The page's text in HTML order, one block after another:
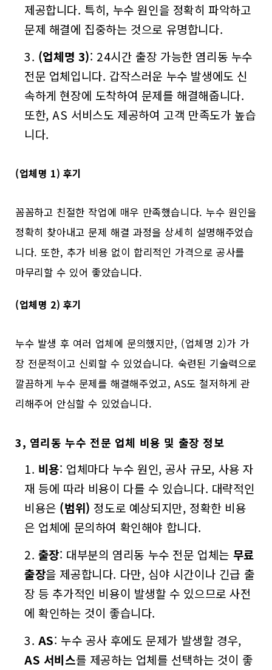
제공합니다. 특히, 누수 원인을 정확히 파악하고
문제 해결에 집중하는 것으로 유명합니다.
(업체명 3): 24시간 출장 가능한 염리동 누수
전문 업체입니다. 갑작스러운 누수 발생에도 신
속하게 현장에 도착하여 문제를 해결해줍니다.
또한, AS 서비스도 제공하여 고객 만족도가 높습
니다.
(업체명 1) 후기
꼼꼼하고 친절한 작업에 매우 만족했습니다. 누수 원인을
정확히 찾아내고 문제 해결 과정을 상세히 설명해주었습
니다. 또한, 추가 비용 없이 합리적인 가격으로 공사를
마무리할 수 있어 좋았습니다.
(업체명 2) 후기
누수 발생 후 여러 업체에 문의했지만, (업체명 2)가 가
장 전문적이고 신뢰할 수 있었습니다. 숙련된 기술력으로
깔끔하게 누수 문제를 해결해주었고, AS도 철저하게 관
리해주어 안심할 수 있었습니다.
3, 염리동 누수 전문 업체 비용 및 출장 정보
비용: 업체마다 누수 원인, 공사 규모, 사용 자
재 등에 따라 비용이 다를 수 있습니다. 대략적인
비용은 (범위) 정도로 예상되지만, 정확한 비용
은 업체에 문의하여 확인해야 합니다.
출장: 대부분의 염리동 누수 전문 업체는 무료
출장을 제공합니다. 다만, 심야 시간이나 긴급 출
장 등 추가적인 비용이 발생할 수 있으므로 사전
에 확인하는 것이 좋습니다.
AS: 누수 공사 후에도 문제가 발생할 경우,
AS 서비스를 제공하는 업체를 선택하는 것이 좋